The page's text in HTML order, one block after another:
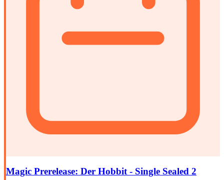
Magic Prerelease: Der Hobbit - Single Sealed 2